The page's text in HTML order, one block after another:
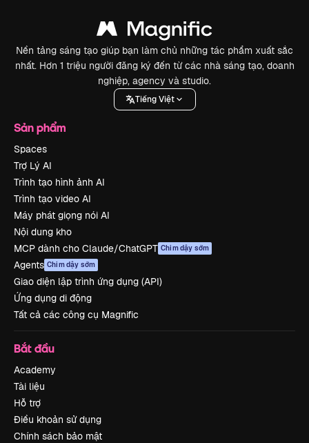
Nền tảng sáng tạo giúp bạn làm chủ những tác phẩm xuất sắc
nhất. Hơn 1 triệu người đăng ký đến từ các nhà sáng tạo, doanh
nghiệp, agency và studio.
Tiếng Việt
Sản phẩm
Spaces
Trợ Lý AI
Trình tạo hình ảnh AI
Trình tạo video AI
Máy phát giọng nói AI
Nội dung kho
MCP dành cho Claude/ChatGPT Chim dậy sớm
Agents Chim dậy sớm
Giao diện lập trình ứng dụng (API)
Ứng dụng di động
Tất cả các công cụ Magnific
Bắt đầu
Academy
Tài liệu
Hỗ trợ
Điều khoản sử dụng
Chính sách bảo mật